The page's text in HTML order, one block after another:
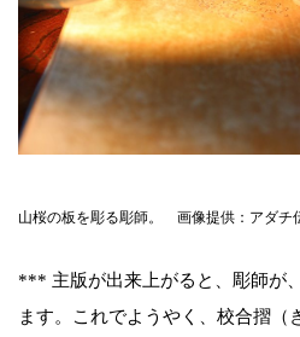
山桜の板を彫る彫師。 画像提供：アダチ
*** 主版が出来上がると、彫師が
ます。これでようやく、校合摺（